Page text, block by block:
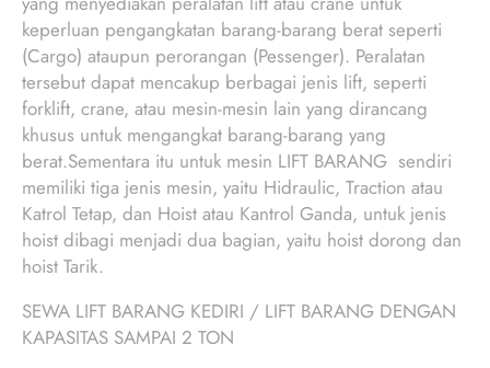
keperluan pengangkatan barang-barang berat seperti
(Cargo) ataupun perorangan (Pessenger). Peralatan
tersebut dapat mencakup berbagai jenis lift, seperti
forklift, crane, atau mesin-mesin lain yang dirancang
khusus untuk mengangkat barang-barang yang
berat.Sementara itu untuk mesin LIFT BARANG sendiri
memiliki tiga jenis mesin, yaitu Hidraulic, Traction atau
Katrol Tetap, dan Hoist atau Kantrol Ganda, untuk jenis
hoist dibagi menjadi dua bagian, yaitu hoist dorong dan
hoist Tarik.
SEWA LIFT BARANG KEDIRI / LIFT BARANG DENGAN
KAPASITAS SAMPAI 2 TON